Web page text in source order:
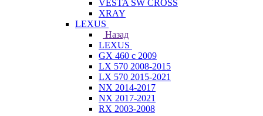
VESTA SW CROSS
XRAY
LEXUS
Назад
LEXUS
GX 460 с 2009
LX 570 2008-2015
LX 570 2015-2021
NX 2014-2017
NX 2017-2021
RX 2003-2008